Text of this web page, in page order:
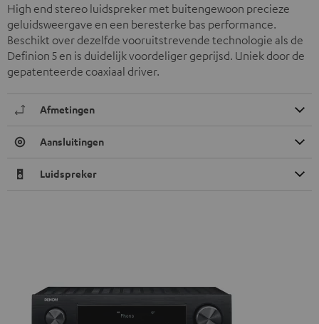
High end stereo luidspreker met buitengewoon precieze
geluidsweergave en een beresterke bas performance.
Beschikt over dezelfde vooruitstrevende technologie als de
Definion 5 en is duidelijk voordeliger geprijsd. Uniek door de
gepatenteerde coaxiaal driver.
Afmetingen
Aansluitingen
Luidspreker